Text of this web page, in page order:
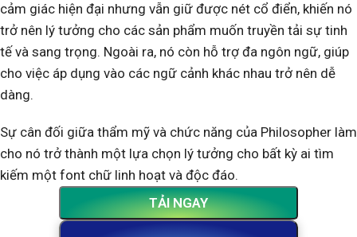
cảm giác hiện đại nhưng vẫn giữ được nét cổ điển, khiến nó
trở nên lý tưởng cho các sản phẩm muốn truyền tải sự tinh
tế và sang trọng. Ngoài ra, nó còn hỗ trợ đa ngôn ngữ, giúp
cho việc áp dụng vào các ngữ cảnh khác nhau trở nên dễ
dàng.
Sự cân đối giữa thẩm mỹ và chức năng của Philosopher làm
cho nó trở thành một lựa chọn lý tưởng cho bất kỳ ai tìm
kiếm một font chữ linh hoạt và độc đáo.
TẢI NGAY